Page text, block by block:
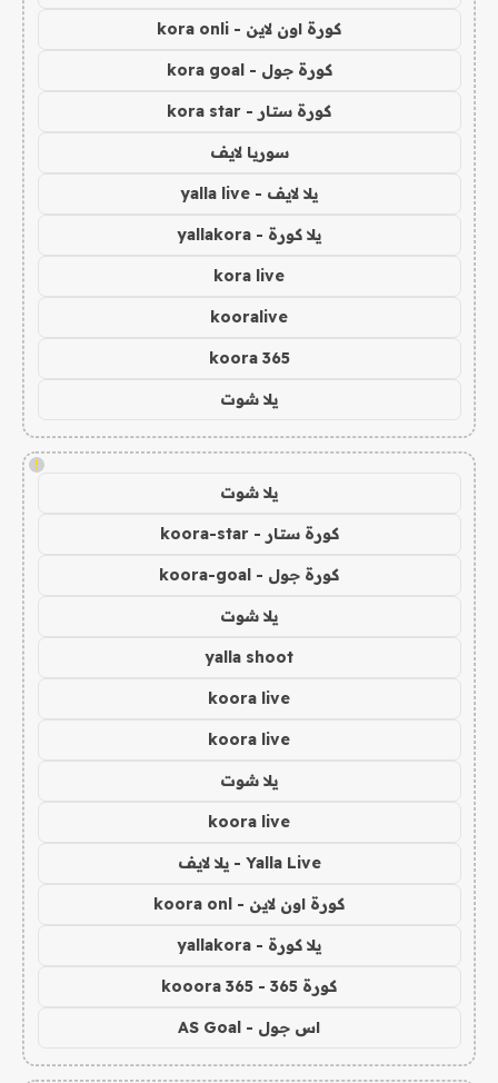
كورة اون لاين - kora onli
كورة جول - kora goal
كورة ستار - kora star
سوريا لايف
يلا لايف - yalla live
يلا كورة - yallakora
kora live
kooralive
koora 365
يلا شوت
!
يلا شوت
كورة ستار - koora-star
كورة جول - koora-goal
يلا شوت
yalla shoot
koora live
koora live
يلا شوت
koora live
Yalla Live - يلا لايف
كورة اون لاين - koora onl
يلا كورة - yallakora
كورة 365 - kooora 365
اس جول - AS Goal